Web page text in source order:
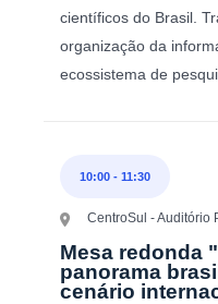
científicos do Brasil.
organização da
ecossistema de
10:00 - 11:30
CentroSul - Auditório
Mesa redonda
panorama
cenário